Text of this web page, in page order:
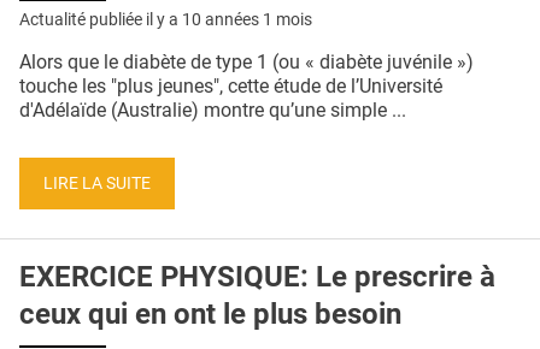
Actualité publiée il y a 10 années 1 mois
Alors que le diabète de type 1 (ou « diabète juvénile »)
touche les "plus jeunes", cette étude de l’Université
d'Adélaïde (Australie) montre qu’une simple ...
LIRE LA SUITE
EXERCICE PHYSIQUE: Le prescrire à
ceux qui en ont le plus besoin